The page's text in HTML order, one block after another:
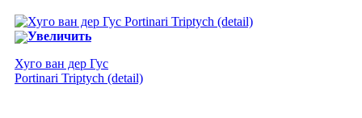
Увеличить
Хуго ван дер Гус
Portinari Triptych (detail)